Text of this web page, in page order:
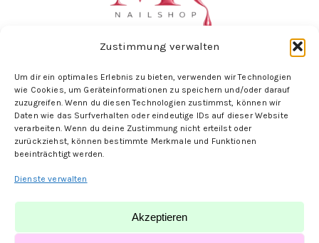
Zustimmung verwalten
Um dir ein optimales Erlebnis zu bieten, verwenden wir Technologien
wie Cookies, um Geräteinformationen zu speichern und/oder darauf
zuzugreifen. Wenn du diesen Technologien zustimmst, können wir
Daten wie das Surfverhalten oder eindeutige IDs auf dieser Website
verarbeiten. Wenn du deine Zustimmung nicht erteilst oder
zurückziehst, können bestimmte Merkmale und Funktionen
beeinträchtigt werden.
Dienste verwalten
Akzeptieren
Folge uns hier: